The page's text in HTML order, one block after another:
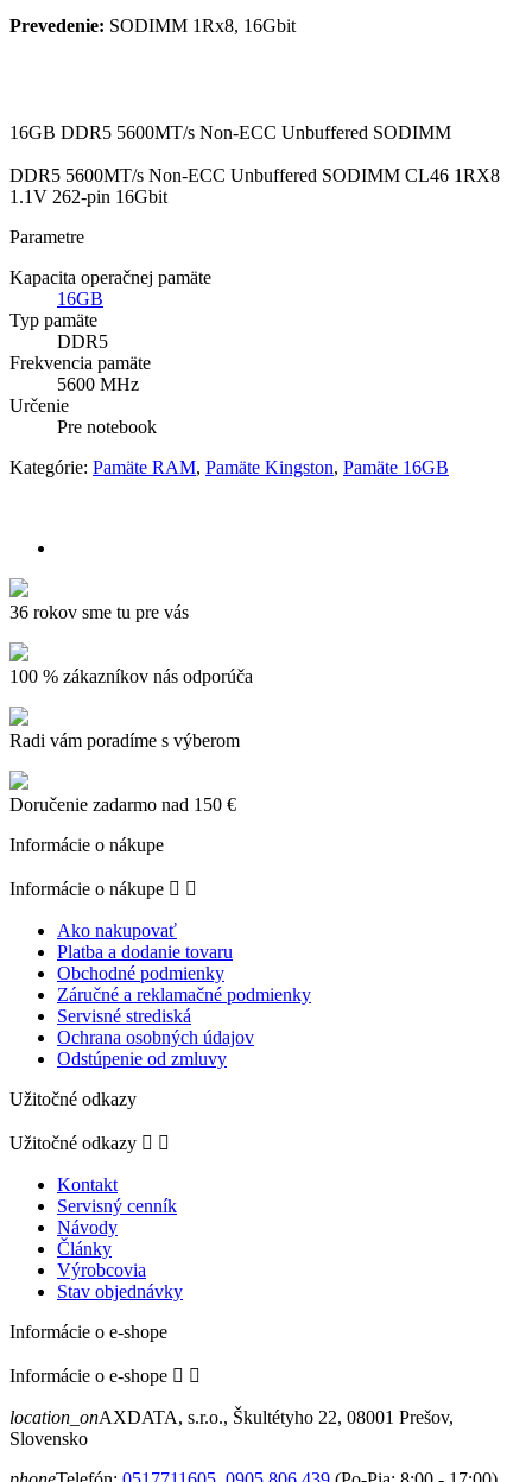
Prevedenie: SODIMM 1Rx8, 16Gbit
16GB DDR5 5600MT/s Non-ECC Unbuffered SODIMM
DDR5 5600MT/s Non-ECC Unbuffered SODIMM CL46 1RX8
1.1V 262-pin 16Gbit
Parametre
Kapacita operačnej pamäte
16GB
Typ pamäte
DDR5
Frekvencia pamäte
5600 MHz
Určenie
Pre notebook
Kategórie: Pamäte RAM, Pamäte Kingston, Pamäte 16GB
36 rokov sme tu pre vás
100 % zákazníkov nás odporúča
Radi vám poradíme s výberom
Doručenie zadarmo nad 150 €
Informácie o nákupe
Informácie o nákupe  
Ako nakupovať
Platba a dodanie tovaru
Obchodné podmienky
Záručné a reklamačné podmienky
Servisné strediská
Ochrana osobných údajov
Odstúpenie od zmluvy
Užitočné odkazy
Užitočné odkazy  
Kontakt
Servisný cenník
Návody
Články
Výrobcovia
Stav objednávky
Informácie o e-shope
Informácie o e-shope  
location_onAXDATA, s.r.o., Škultétyho 22, 08001 Prešov,
Slovensko